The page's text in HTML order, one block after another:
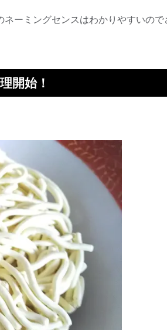
ーミングセンスはわかりやすいので
開始！